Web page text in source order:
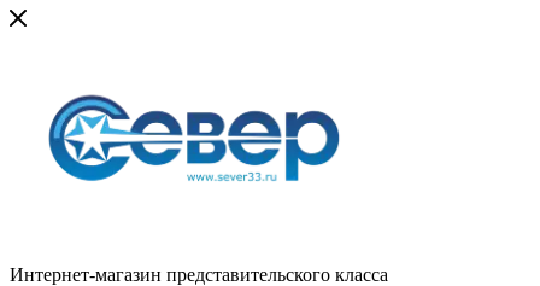
Интернет-магазин представительского класса